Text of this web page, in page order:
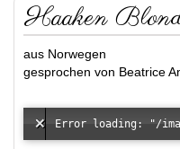
Haaken
aus Norwegen
gesprochen von Beatrice